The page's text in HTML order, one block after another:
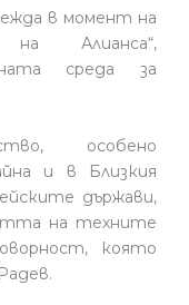
в момент на
на Алианса“,
среда за
особено
и в Близкия
държави,
на техните
която